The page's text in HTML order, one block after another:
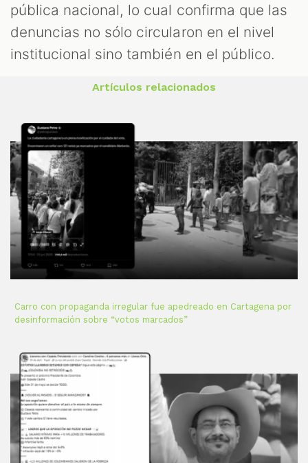
pública nacional, lo cual confirma que las
denuncias no sólo circularon en el nivel
institucional sino también en el público.
Artículos relacionados
Carro con propaganda irregular fue apedreado en Cartagena por
desinformación sobre “votos marcados”